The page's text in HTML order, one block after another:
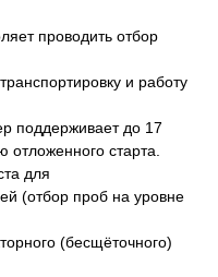
проводить отбор
и работу
поддерживает до 17
старта.
для
(отбор проб на уровне
(бесщёточного)